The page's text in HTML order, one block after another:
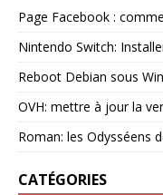
Page Facebook :
Nintendo Switch:
Reboot Debian sous
OVH: mettre à jour la
Roman: les Odysséens
CATÉGORIES